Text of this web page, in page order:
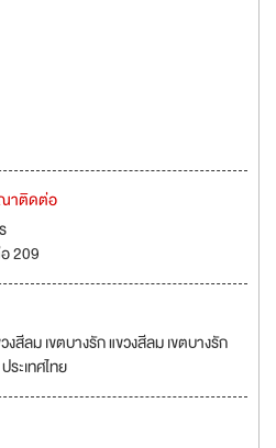
ณาติดต่อ
209
ลม เขตบางรัก แขวงสีลม เขตบางรัก
ะเทศไทย